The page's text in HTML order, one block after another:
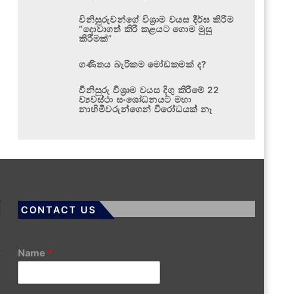
විනිසුරුවන්ගේ විශ්‍රාම වයස දීර්ඝ කිරීම
“දොවාගත් කිරි කළයට ගොම මුසු
කිරීමක්”
ගණිතය බැරිකම මෝඩකමක් ද?
විනිසුරු විශ්‍රාම වයස දිගු කිරීමේ 22
ව්‍යවස්ථා සංශෝධනයට මහා
නාහිමිවරුන්ගෙන් විරෝධයක් නෑ
CONTACT US
Name *